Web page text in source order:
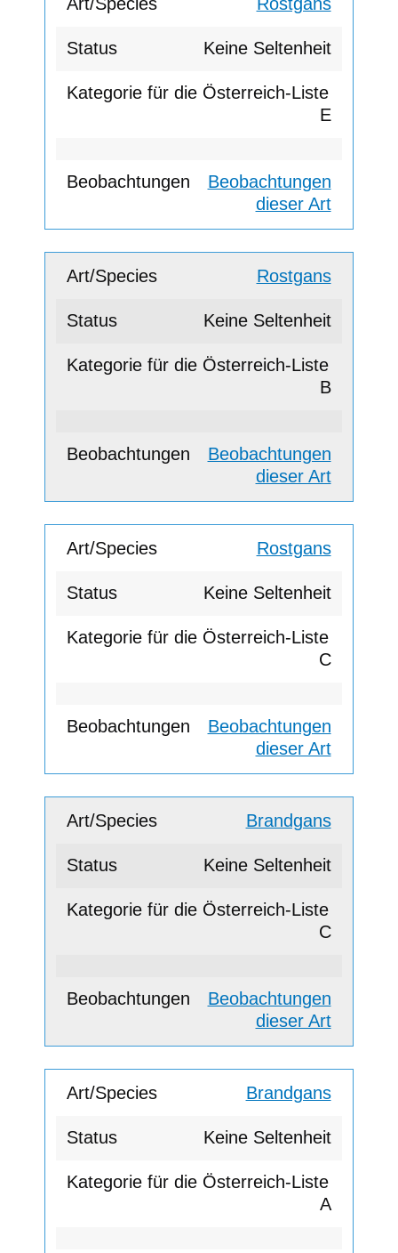
Rostgans
Keine Seltenheit
E
Beobachtungen
dieser Art
Rostgans
Keine Seltenheit
B
Beobachtungen
dieser Art
Rostgans
Keine Seltenheit
C
Beobachtungen
dieser Art
Brandgans
Keine Seltenheit
C
Beobachtungen
dieser Art
Brandgans
Keine Seltenheit
A